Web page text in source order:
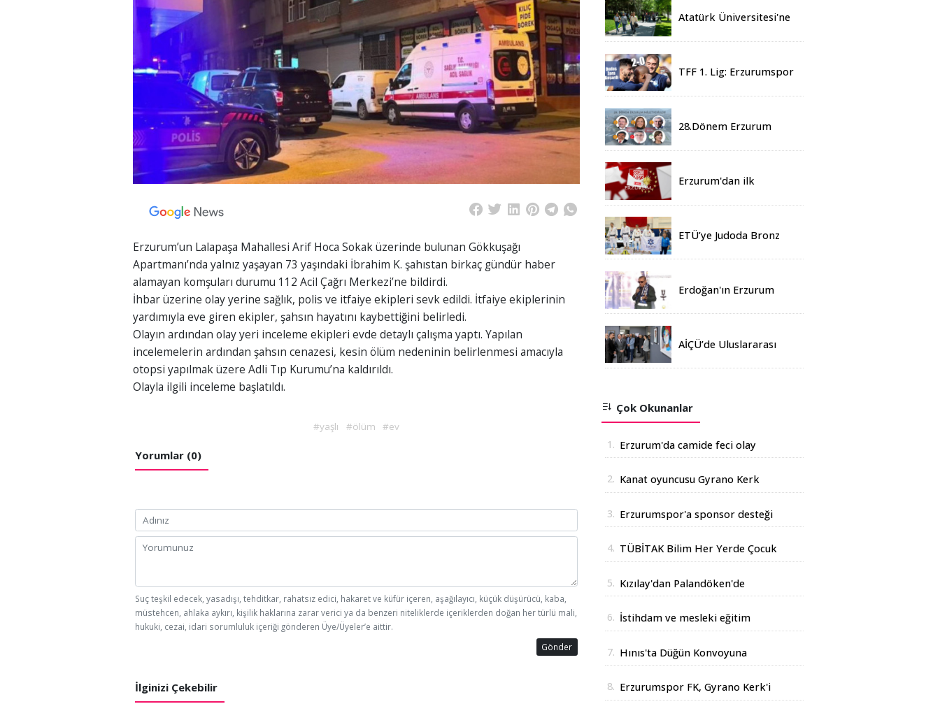
Erzurum’un Lalapaşa Mahallesi Arif Hoca Sokak üzerinde bulunan Gökkuşağı
Apartmanı’nda yalnız yaşayan 73 yaşındaki İbrahim K. şahıstan birkaç gündür haber
alamayan komşuları durumu 112 Acil Çağrı Merkezi’ne bildirdi.
İhbar üzerine olay yerine sağlık, polis ve itfaiye ekipleri sevk edildi. İtfaiye ekiplerinin
yardımıyla eve giren ekipler, şahsın hayatını kaybettiğini belirledi.
Olayın ardından olay yeri inceleme ekipleri evde detaylı çalışma yaptı. Yapılan
incelemelerin ardından şahsın cenazesi, kesin ölüm nedeninin belirlenmesi amacıyla
otopsi yapılmak üzere Adli Tıp Kurumu’na kaldırıldı.
Olayla ilgili inceleme başlatıldı.
#yaşlı #ölüm #ev
Yorumlar (0)
Suç teşkil edecek, yasadışı, tehditkar, rahatsız edici, hakaret ve küfür içeren, aşağılayıcı, küçük düşürücü, kaba,
müstehcen, ahlaka aykırı, kişilik haklarına zarar verici ya da benzeri niteliklerde içeriklerden doğan her türlü mali,
hukuki, cezai, idari sorumluluk içeriği gönderen Üye/Üyeler’e aittir.
Gönder
İlginizi Çekebilir
Atatürk Üniversitesi'ne
Üniversiteden Öğrenci
TFF 1. Lig: Erzurumspor
28.Dönem Erzurum
Erzurum'dan ilk
ETÜ’ye Judoda Bronz
Erdoğan'ın Erzurum
rekoru kırıldı
AİÇÜ’de Uluslararası
Açıldı
Çok Okunanlar
1. Erzurum'da camide feci olay
2. Kanat oyuncusu Gyrano Kerk
3. Erzurumspor'a sponsor desteği
4. TÜBİTAK Bilim Her Yerde Çocuk
5. Kızılay'dan Palandöken'de
6. İstihdam ve mesleki eğitim
7. Hınıs'ta Düğün Konvoyuna
8. Erzurumspor FK, Gyrano Kerk'i